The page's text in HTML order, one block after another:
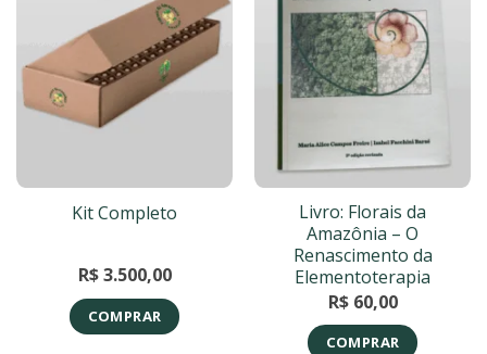
Kit Completo
R$3.500,00
COMPRAR
Livro: Florais da
Amazônia – O
Renascimento da
Elementoterapia
R$60,00
COMPRAR